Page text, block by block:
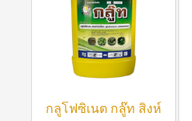
กลูโฟซิเนต กลู๊ท สิงห์